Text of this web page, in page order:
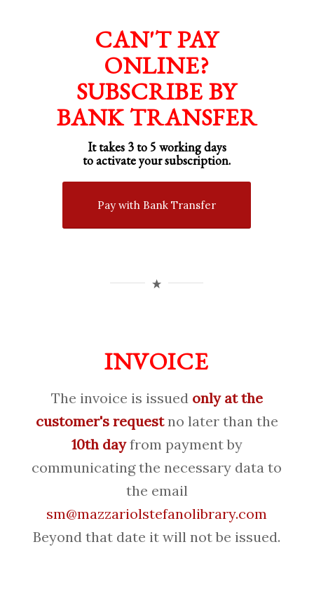
CAN'T PAY
ONLINE?
SUBSCRIBE BY
BANK TRANSFER
It takes 3 to 5 working days
to activate your subscription.
Pay with Bank Transfer
INVOICE
The invoice is issued only at the
customer's requestno later than the
10th dayfrom payment by
communicating the necessary data to
the email
sm@mazzariolstefanolibrary.com
Beyond that date it will not be issued.